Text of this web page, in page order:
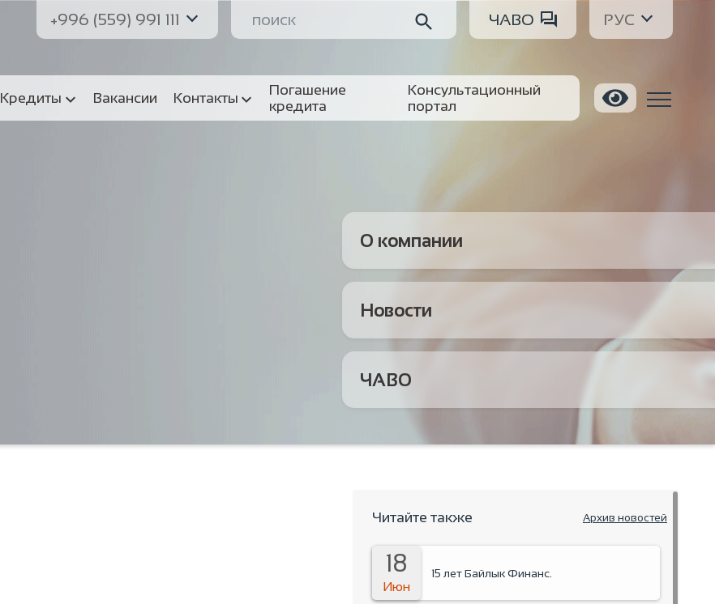
+996 (559) 991 111 ЧАВО РУС
Кредиты Вакансии Контакты
Погашение
кредита
Консультационный
портал
О компании
Новости
ЧАВО
Читайте также Архив новостей
18
Июн
15 лет Байлык Финанс.